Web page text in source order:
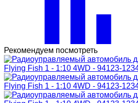
Рекомендуем посмотреть